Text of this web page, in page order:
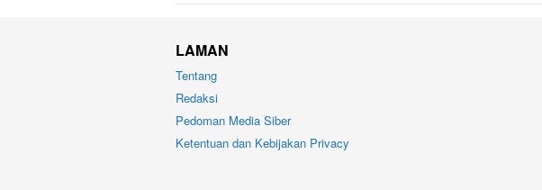
LAMAN
Tentang
Redaksi
Pedoman Media Siber
Ketentuan dan Kebijakan Privacy